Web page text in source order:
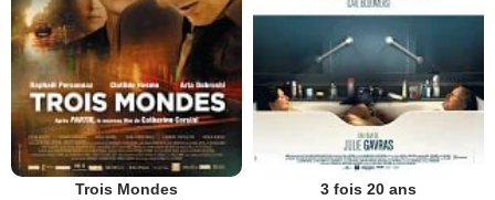
Trois Mondes 3 fois 20 ans